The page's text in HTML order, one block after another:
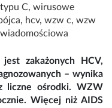
C, wirusowe
, hcv, wzw c, wzw
zakażonych HCV,
– wynika
liczne ośrodki. WZW
Więcej niż AIDS